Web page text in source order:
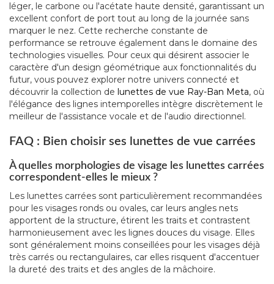
léger, le carbone ou l'acétate haute densité, garantissant un
excellent confort de port tout au long de la journée sans
marquer le nez. Cette recherche constante de
performance se retrouve également dans le domaine des
technologies visuelles. Pour ceux qui désirent associer le
caractère d'un design géométrique aux fonctionnalités du
futur, vous pouvez explorer notre univers connecté et
découvrir la collection de lunettes de vue Ray-Ban Meta, où
l'élégance des lignes intemporelles intègre discrètement le
meilleur de l'assistance vocale et de l'audio directionnel.
FAQ : Bien choisir ses lunettes de vue carrées
À quelles morphologies de visage les lunettes carrées
correspondent-elles le mieux ?
Les lunettes carrées sont particulièrement recommandées
pour les visages ronds ou ovales, car leurs angles nets
apportent de la structure, étirent les traits et contrastent
harmonieusement avec les lignes douces du visage. Elles
sont généralement moins conseillées pour les visages déjà
très carrés ou rectangulaires, car elles risquent d'accentuer
la dureté des traits et des angles de la mâchoire.